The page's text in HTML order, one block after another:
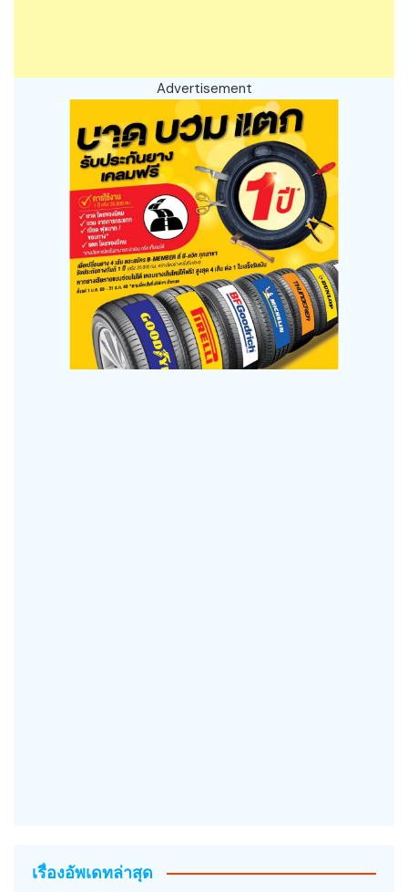
Advertisement
เรื่องอัพเดทล่าสุด